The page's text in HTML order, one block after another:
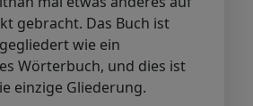
gebracht. Das Buch ist
wie ein
Wörterbuch, und dies ist
einzige Gliederung.